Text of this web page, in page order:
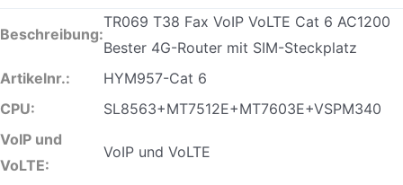
Beschreibung:
TR069 T38 Fax VoIP VoLTE Cat 6 AC1200
Bester 4G-Router mit SIM-Steckplatz
Artikelnr.:
HYM957-Cat 6
CPU:
SL8563+MT7512E+MT7603E+VSPM340
VoIP und
VoLTE:
VoIP und VoLTE